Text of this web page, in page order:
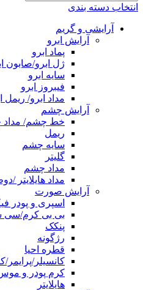
انتخاب دسته بندی
آرایشی و گریم
آرایش ابرو
پماد ابرو
ژل ابرو/صابون
سایه ابرو
فیبروز ابرو
مداد ابرو/ ریمل
آرایش چشم
خط چشم/
ریمل
سایه چشم
گلیتر
مداد چشم
مداد هایلایتر /
آرایش صورت
اسپری و پودر
بی بی کرم/سی
پنکک
رژگونه
قطره احیا
کانسیلر/پرایمر/
کرم پودر و
هایلایتر